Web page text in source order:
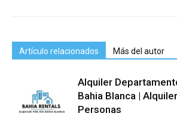
Artículo relacionados Más del autor
Alquiler
Bahia Blanca |
Personas